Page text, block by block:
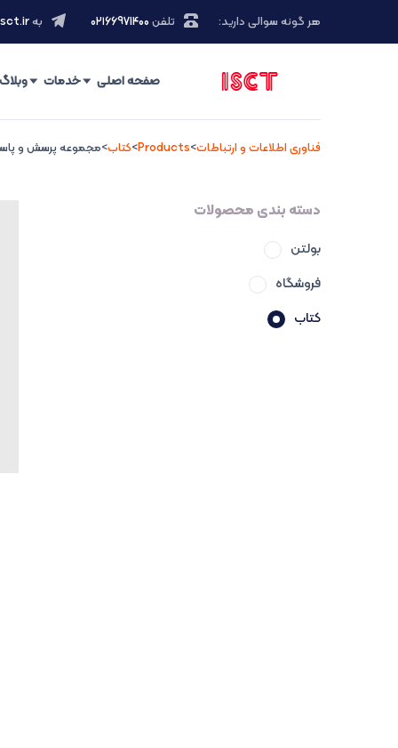
هر گونه سوالی دارید: تلفن ۰۲۱66971400 به
صفحه اصلی خدمات وبلاگ
فناوری اطلاعات و ارتباطات>
Products
>کتاب>مجموعه پرسش و پاسخ
دسته بندی محصولات
بولتن
فروشگاه
کتاب